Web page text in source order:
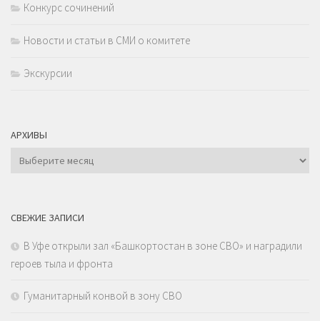
Конкурс сочинений
Новости и статьи в СМИ о комитете
Экскурсии
АРХИВЫ
Архивы
СВЕЖИЕ ЗАПИСИ
В Уфе открыли зал «Башкортостан в зоне СВО» и наградили
героев тыла и фронта
Гуманитарный конвой в зону СВО